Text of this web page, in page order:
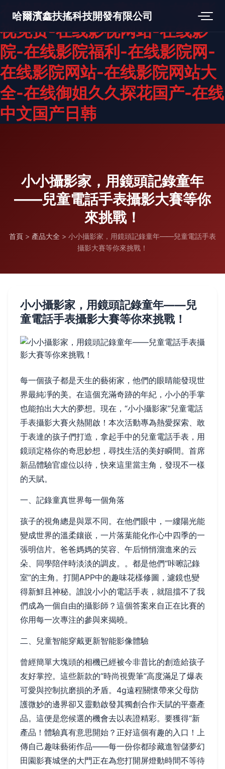
在线影视大全免费追剧-在线影
视免费-在线影视网站-在线影
院-在线影院福利-在线影院网-
在线影院网站-在线影院网站大
全-在线御姐久久探花国产-在线
中文国产日韩
哈爾濱鑫扶搖科技開發有限公司
小小攝影家，用鏡頭記錄童年
——兒童電話手表攝影大賽等你
來挑戰！
首頁 > 產品大全 > 小小攝影家，用鏡頭記錄童年——兒童電話手表
攝影大賽等你來挑戰！
小小攝影家，用鏡頭記錄童年——兒
童電話手表攝影大賽等你來挑戰！
每一個孩子都是天生的藝術家，他們的眼睛能發現世
界最純凈的美。在這個充滿奇跡的年紀，小小的手掌
也能拍出大大的夢想。現在，“小小攝影家”兒童電話
手表攝影大賽火熱開啟！本次活動專為熱愛探索、敢
于表達的孩子們打造，拿起手中的兒童電話手表，用
鏡頭定格你的奇思妙想，尋找生活的美好瞬間。首席
新品體驗官虛位以待，快來這里當主角，發現不一樣
的天賦。
一、記錄童真世界每一個角落
孩子的視角總是與眾不同。在他們眼中，一縷陽光能
變成世界的溫柔鑲嵌，一片落葉能化作心中四季的一
張明信片。爸爸媽媽的笑容、午后悄悄溜進來的云
朵、同學陪伴時淡淡的調皮。。都是他們“咔嚓記錄
室”的主角。打開APP中的趣味花樣修圖，濾鏡也變
得新鮮且神秘。誰說小小的電話手表，就阻擋不了我
們成為一個自由的攝影師？這個答案來自正在比賽的
你用每一次專注的參與來揭曉。
二、兒童智能穿戴更新智能影像體驗
曾經簡單大塊頭的相機已經被今非昔比的創造給孩子
友好掌控。這些新款的“時尚視覺筆”高度滿足了爆表
可愛與控制抗磨損的矛盾。4g遠程關懷帶來父母防
護微妙的邊界卻又靈動啟發其獨創合作天賦的平臺產
品。這便是您候選的機會去以表證精彩。要獲得“新
產品！體驗真有意思開始？正好這個有趣的入口！上
傳自己趣味藝術作品——每一份你都珍藏進智儲夢幻
田園影賽城堡的大門正在為您打開屏燈動時間不等待